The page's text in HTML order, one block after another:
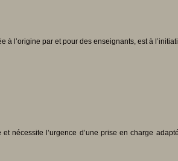
l’origine par et pour des enseignants, est à
nécessite l’urgence d’une prise en charge